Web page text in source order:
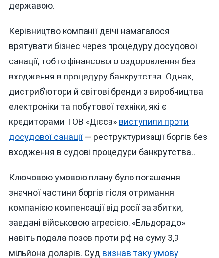
державою.
Керівництво компанії двічі намагалося
врятувати бізнес через процедуру досудової
санації, тобто фінансового оздоровлення без
входження в процедуру банкрутства. Однак,
дистриб’ютори й світові бренди з виробництва
електроніки та побутової техніки, які є
кредиторами ТОВ «Дієса» виступили проти
досудової санації— реструктуризації боргів без
входження в судові процедури банкрутства..
Ключовою умовою плану було погашення
значної частини боргів після отримання
компанією компенсації від росії за збитки,
завдані військовою агресією. «Ельдорадо»
навіть подала позов проти рф на суму 3,9
мільйона доларів. Суд визнав таку умову